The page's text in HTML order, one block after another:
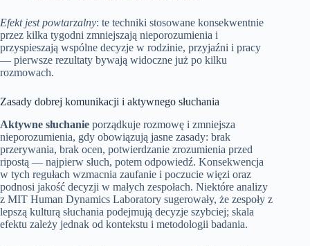
Efekt jest powtarzalny: te techniki stosowane konsekwentnie
przez kilka tygodni zmniejszają nieporozumienia i
przyspieszają wspólne decyzje w rodzinie, przyjaźni i pracy
— pierwsze rezultaty bywają widoczne już po kilku
rozmowach.
Zasady dobrej komunikacji i aktywnego słuchania
Aktywne słuchanie porządkuje rozmowę i zmniejsza
nieporozumienia, gdy obowiązują jasne zasady: brak
przerywania, brak ocen, potwierdzanie zrozumienia przed
ripostą — najpierw słuch, potem odpowiedź. Konsekwencja
w tych regułach wzmacnia zaufanie i poczucie więzi oraz
podnosi jakość decyzji w małych zespołach. Niektóre analizy
z MIT Human Dynamics Laboratory sugerowały, że zespoły z
lepszą kulturą słuchania podejmują decyzje szybciej; skala
efektu zależy jednak od kontekstu i metodologii badania.